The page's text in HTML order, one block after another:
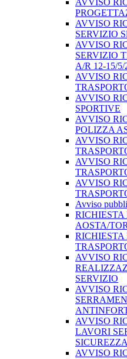
AVVISO
AVVISO
SERVIZIO
AVVISO
SERVIZIO
A/R 12-15/
AVVISO
AVVISO
SPORTIVE
AVVISO
POLIZZA
AVVISO
AVVISO
AVVISO
Avviso
RICHIESTA
AOSTA/
RICHIESTA
AVVISO
SERVIZIO
AVVISO
AVVISO
LAVORI
AVVISO